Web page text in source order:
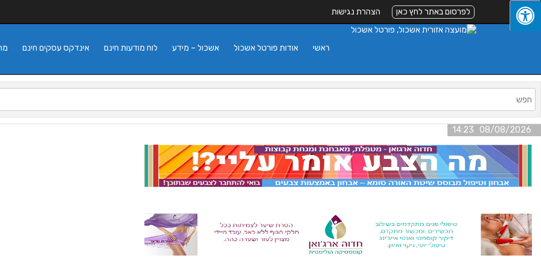
לפרסום באתר לחץ כאן הצהרת נגישות
אינדקס עסקים חינם לוח מודעות חינם אשכול – מידע אודות פורטל אשכול ראשי
08/08/2026 14:23